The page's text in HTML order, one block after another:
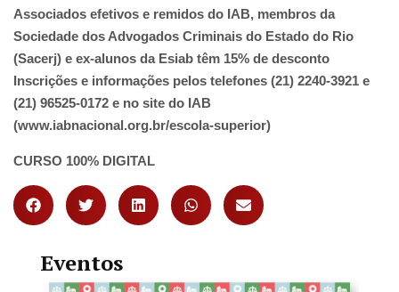
Associados efetivos e remidos do IAB, membros da
Sociedade dos Advogados Criminais do Estado do Rio
(Sacerj) e ex-alunos da Esiab têm 15% de desconto
Inscrições e informações pelos telefones (21) 2240-3921 e
(21) 96525-0172 e no site do IAB
(www.iabnacional.org.br/escola-superior)
CURSO 100% DIGITAL
Eventos